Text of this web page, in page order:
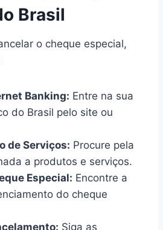
Brasil
o cheque especial,
Banking: Entre na sua
do Brasil pelo site ou
de Serviços: Procure pela
a produtos e serviços.
Especial: Encontre a
do cheque
Siga as